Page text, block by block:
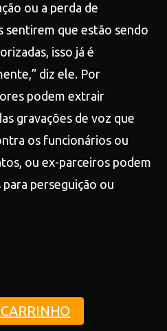
ou a perda de
sentirem que estão sendo
isso já é
diz ele. Por
podem extrair
gravações de voz que
os funcionários ou
ou ex-parceiros podem
perseguição ou